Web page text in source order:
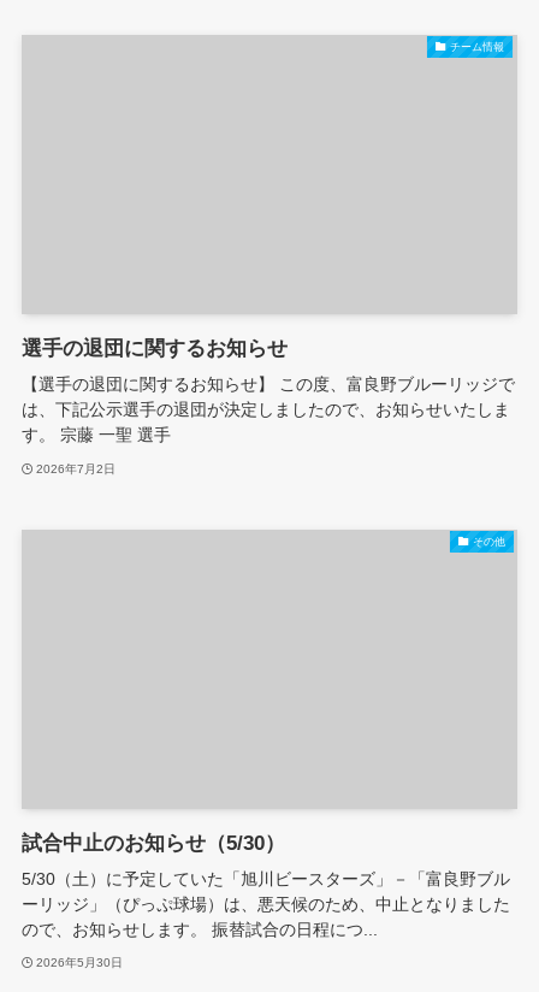
チーム情報
選手の退団に関するお知らせ
【選手の退団に関するお知らせ】 この度、富良野ブルーリッジで
は、下記公示選手の退団が決定しましたので、お知らせいたしま
す。 宗藤 一聖 選手
2026年7月2日
その他
試合中止のお知らせ（5/30）
5/30（土）に予定していた「旭川ビースターズ」－「富良野ブル
ーリッジ」（ぴっぷ球場）は、悪天候のため、中止となりました
ので、お知らせします。 振替試合の日程につ...
2026年5月30日